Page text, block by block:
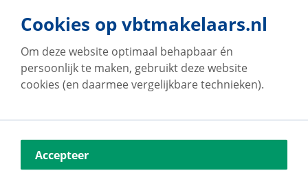
Naar vestiging
Vestdijk 180
5611 CZ Eindhoven
040-2696949
Cookies op vbtmakelaars.nl
Om deze website optimaal behapbaar én
persoonlijk te maken, gebruikt deze website
cookies (en daarmee vergelijkbare technieken).
Accepteer